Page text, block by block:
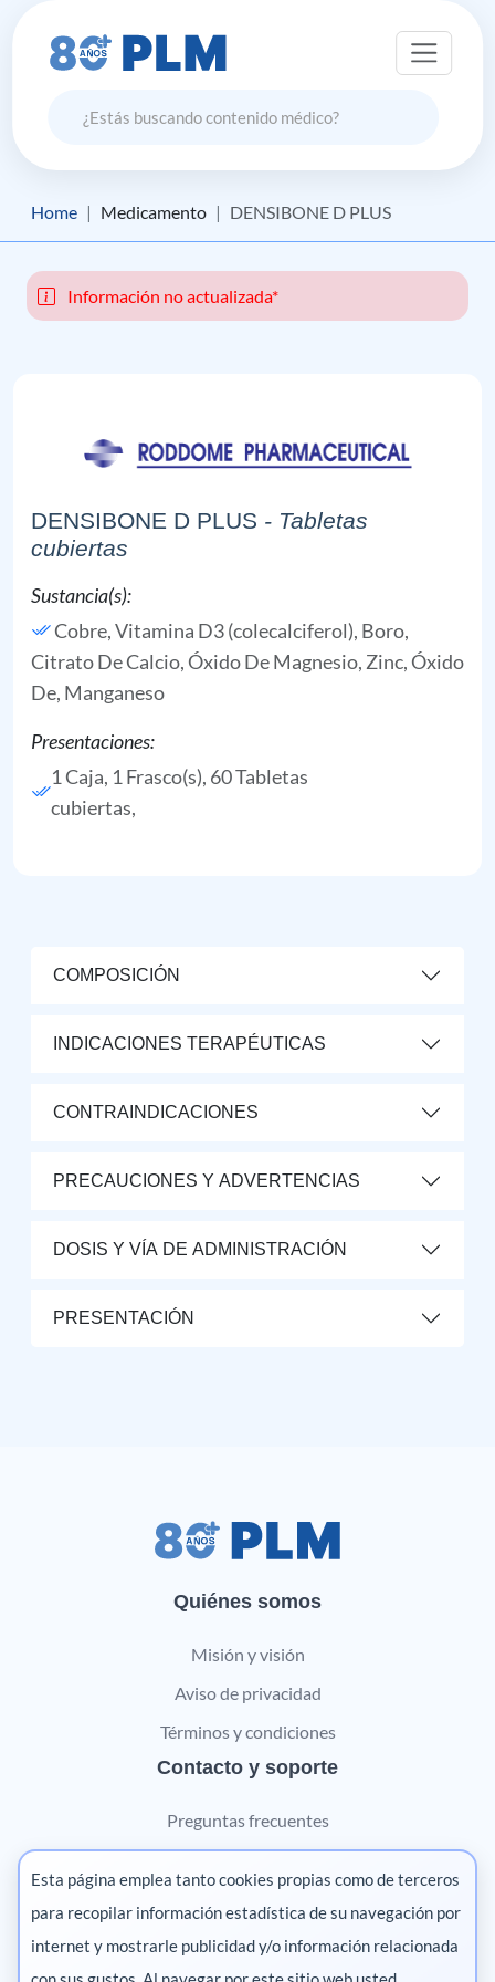
Home Medicamento DENSIBONE D PLUS
Información no actualizada*
DENSIBONE D PLUS - Tabletas
cubiertas
Sustancia(s):
Cobre,Vitamina D3 (colecalciferol), Boro,
Citrato De Calcio,Óxido De Magnesio, Zinc, Óxido
De, Manganeso
Presentaciones:
1 Caja, 1 Frasco(s), 60 Tabletas
cubiertas,
COMPOSICIÓN
INDICACIONES TERAPÉUTICAS
CONTRAINDICACIONES
PRECAUCIONES Y ADVERTENCIAS
DOSIS Y VÍA DE ADMINISTRACIÓN
PRESENTACIÓN
Quiénes somos
Misión y visión
Aviso de privacidad
Términos y condiciones
Contacto y soporte
Preguntas frecuentes
Contáctanos
Marketing digital
Pharma
Esta página emplea tanto cookies propias como de terceros
para recopilar información estadística de su navegación por
internet y mostrarle publicidad y/o información relacionada